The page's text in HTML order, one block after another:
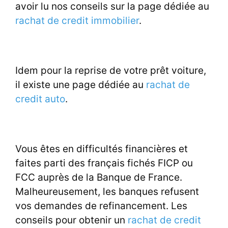
avoir lu nos conseils sur la page dédiée au
rachat de credit immobilier.
Idem pour la reprise de votre prêt voiture,
il existe une page dédiée au rachat de
credit auto.
Vous êtes en difficultés financières et
faites parti des français fichés FICP ou
FCC auprès de la Banque de France.
Malheureusement, les banques refusent
vos demandes de refinancement. Les
conseils pour obtenir un rachat de credit